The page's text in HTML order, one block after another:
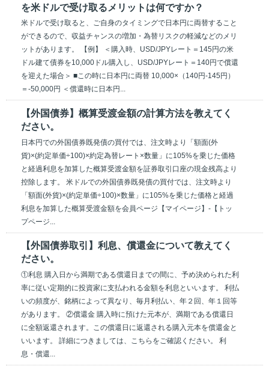
を米ドルで受け取るメリットは何ですか？
米ドルで受け取ると、ご自身のタイミングで日本円に両替すること
ができるので、収益チャンスの増加・為替リスクの軽減などのメリ
ットがあります。 【例】 ＜購入時、USD/JPYレート＝145円の米
ドル建て債券を10,000ドル購入し、USD/JPYレート＝140円で償還
を迎えた場合＞ ■この時に日本円に両替 10,000×（140円-145円）
＝-50,000円 ＜償還時に日本円...
【外国債券】概算受渡金額の計算方法を教えてく
ださい。
日本円での外国債券既発債の買付では、注文時より「額面(外
貨)×(約定単価÷100)×約定為替レート×数量」に105%を乗じた価格
と経過利息を加算した概算受渡金額を証券取引口座の現金残高より
控除します。 米ドルでの外国債券既発債の買付では、注文時より
「額面(外貨)×(約定単価÷100)×数量」に105%を乗じた価格と経過
利息を加算した概算受渡金額を会員ページ【マイページ】-【トッ
プページ...
【外国債券取引】利息、償還金について教えてく
ださい。
①利息 購入日から満期である償還日までの間に、予め決められた利
率に従い定期的に投資家に支払われる金額を利息といいます。 利払
いの頻度が、銘柄によって異なり、毎月利払い、年２回、年１回等
があります。 ②償還金 購入時に預けた元本が、満期である償還日
に全額返還されます。この償還日に返還される購入元本を償還金と
いいます。 詳細につきましては、こちらをご確認ください。 利
息・償還...